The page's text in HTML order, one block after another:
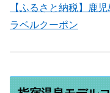
【ふるさと納税】鹿
ラベルクーポン